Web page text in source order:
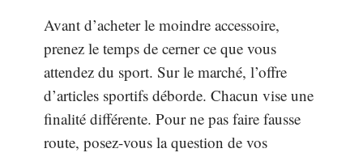
Avant d’acheter le moindre accessoire,
prenez le temps de cerner ce que vous
attendez du sport. Sur le marché, l’offre
d’articles sportifs déborde. Chacun vise une
finalité différente. Pour ne pas faire fausse
route, posez-vous la question de vos